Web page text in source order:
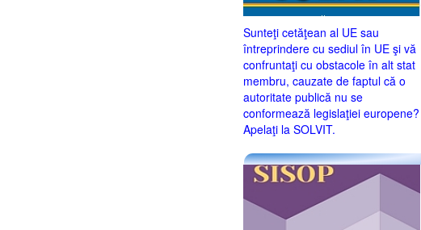
Sunteţi cetăţean al UE sau
întreprindere cu sediul în UE şi vă
confruntaţi cu obstacole în alt stat
membru, cauzate de faptul că o
autoritate publică nu se
conformează legislaţiei europene?
Apelaţi la SOLVIT.